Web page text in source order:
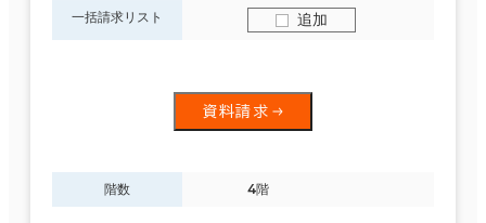
一括請求リスト 追加
資料請求
階数 4階